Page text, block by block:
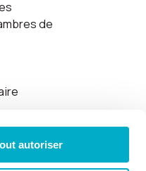
autoriser
de